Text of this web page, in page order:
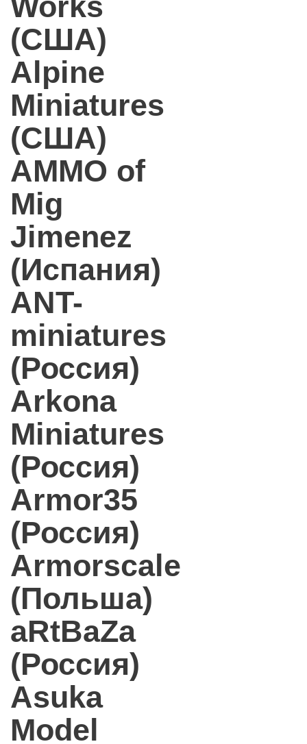
(США)
Alpine
Miniatures
(США)
AMMO of
Mig
Jimenez
(Испания)
ANT-
miniatures
(Россия)
Arkona
Miniatures
(Россия)
Armor35
(Россия)
Armorscale
(Польша)
aRtBaZa
(Россия)
Asuka
Model